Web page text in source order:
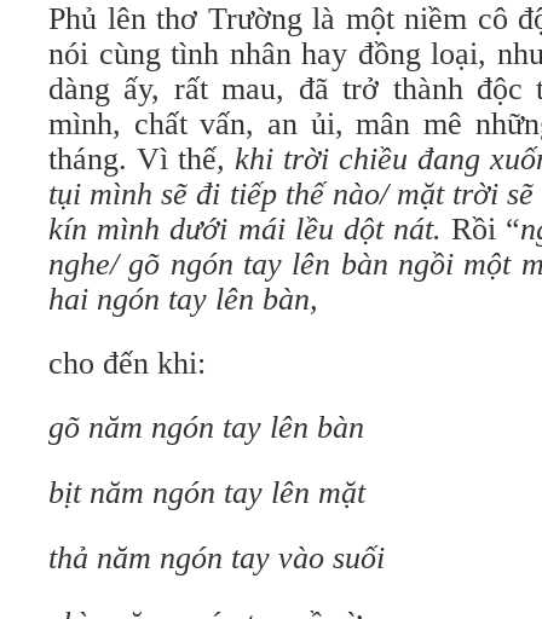
Phủ lên thơ Trường là một niềm cô
nói cùng tình nhân hay đồng loại,
dàng ấy, rất mau, đã trở thành
mình, chất vấn, an ủi, mân mê
tháng. Vì thế, khi trời chiều đang
tụi mình sẽ đi tiếp thế nào/ mặt trời
kín mình dưới mái lều dột nát.Rồi “
nghe/ gõ ngón tay lên bàn ngồi một
hai ngón tay lên bàn,
cho đến khi:
gõ năm ngón tay lên bàn
bịt năm ngón tay lên mặt
thả năm ngón tay vào suối